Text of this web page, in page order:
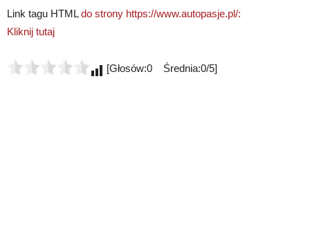
Link tagu HTMLdo strony https://www.autopasje.pl/:
Kliknij tutaj
[Głosów:0 Średnia:0/5]